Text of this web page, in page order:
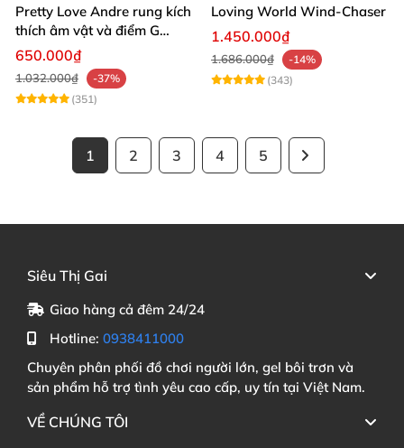
Pretty Love Andre rung kích
thích âm vật và điểm G
mạnh mẽ
650.000₫
1.032.000₫
-37%
(351)
Loving World Wind-Chaser
1.450.000₫
1.686.000₫
-14%
(343)
1 2 3 4 5
Siêu Thị Gai
Giao hàng cả đêm 24/24
Hotline: 0938411000
Chuyên phân phối đồ chơi người lớn, gel bôi trơn và
sản phẩm hỗ trợ tình yêu cao cấp, uy tín tại Việt Nam.
VỀ CHÚNG TÔI